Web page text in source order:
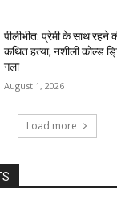
पीलीभीत: प्रेमी के साथ रहने
कथित हत्या, नशीली कोल्ड
गला
August 1, 2026
Load more